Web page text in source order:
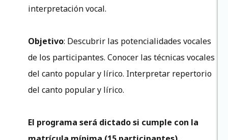
interpretación vocal.
Objetivo: Descubrir las potencialidades vocales
de los participantes. Conocer las técnicas vocales
del canto popular y lírico. Interpretar repertorio
del canto popular y lírico.
El programa será dictado si cumple con la